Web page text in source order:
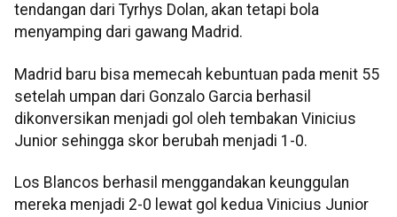
tendangan dari Tyrhys Dolan, akan tetapi bola
menyamping dari gawang Madrid.
Madrid baru bisa memecah kebuntuan pada menit 55
setelah umpan dari Gonzalo Garcia berhasil
dikonversikan menjadi gol oleh tembakan Vinicius
Junior sehingga skor berubah menjadi 1-0.
Los Blancos berhasil menggandakan keunggulan
mereka menjadi 2-0 lewat gol kedua Vinicius Junior